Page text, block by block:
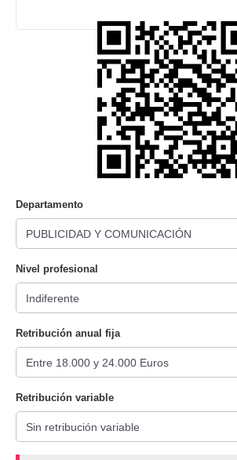
Departamento
Nivel profesional
Retribución anual fija
Retribución variable